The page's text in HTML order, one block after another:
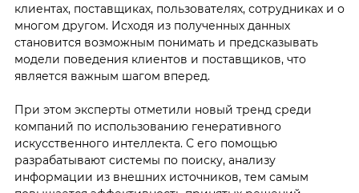
клиентах, поставщиках, пользователях, сотрудниках и о
многом другом. Исходя из полученных данных
становится возможным понимать и предсказывать
модели поведения клиентов и поставщиков, что
является важным шагом вперед.
При этом эксперты отметили новый тренд среди
компаний по использованию генеративного
искусственного интеллекта. С его помощью
разрабатывают системы по поиску, анализу
информации из внешних источников, тем самым